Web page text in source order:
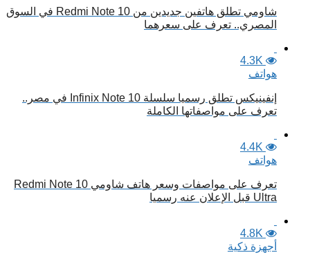
شاومي تطلق هاتفين جديدين من Redmi Note 10 في السوق
المصري.. تعرف على سعرهما
4.3K
هواتف
إنفينيكس تطلق رسميا سلسلة Infinix Note 10 في مصر..
تعرف على مواصفاتها الكاملة
4.4K
هواتف
تعرف على مواصفات وسعر هاتف شاومي Redmi Note 10
Ultra قبل الإعلان عنه رسميا
4.8K
أجهزة ذكية